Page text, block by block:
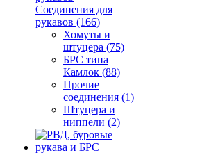
Соединения для
рукавов (166)
Хомуты и
штуцера (75)
БРС типа
Камлок (88)
Прочие
соединения (1)
Штуцера и
ниппели (2)